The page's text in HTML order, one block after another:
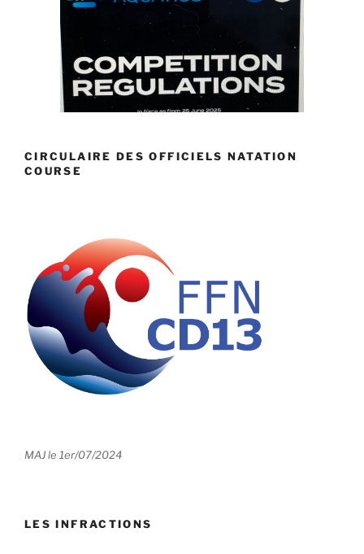
CIRCULAIRE DES OFFICIELS NATATION
COURSE
MAJ le 1er/07/2024
LES INFRACTIONS